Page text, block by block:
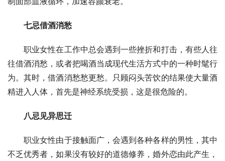
七忌借酒消愁
职业女性在工作中总会遇到一些挫折和打击，有些人往
往借酒消愁，或者把喝酒当成现代生活方式中的一种时髦行
为。其时，借酒消愁愁更愁。只顾闷头苦饮的结果使大量酒
精进入人体，首先是神经系统受损，这是很危险的。
八忌见异思迁
职业女性由于接触面广，会遇到各种各样的男性，其中
不乏优秀者，如果没有较好的道德修养，婚外恋由此产生，